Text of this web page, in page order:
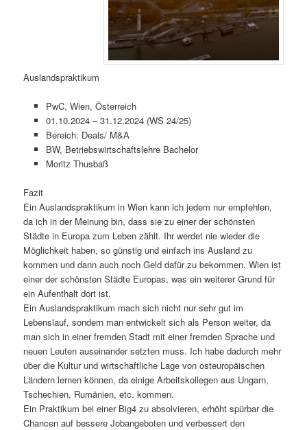
Auslandspraktikum
PwC, Wien, Österreich
01.10.2024 – 31.12.2024 (WS 24/25)
Bereich: Deals/ M&A
BW, Betriebswirtschaftslehre Bachelor
Moritz Thusbaß
Fazit
Ein Auslandspraktikum in Wien kann ich jedem nur empfehlen,
da ich in der Meinung bin, dass sie zu einer der schönsten
Städte in Europa zum Leben zählt. Ihr werdet nie wieder die
Möglichkeit haben, so günstig und einfach ins Ausland zu
kommen und dann auch noch Geld dafür zu bekommen. Wien ist
einer der schönsten Städte Europas, was ein weiterer Grund für
ein Aufenthalt dort ist.
Ein Auslandspraktikum mach sich nicht nur sehr gut im
Lebenslauf, sondern man entwickelt sich als Person weiter, da
man sich in einer fremden Stadt mit einer fremden Sprache und
neuen Leuten auseinander setzten muss. Ich habe dadurch mehr
über die Kultur und wirtschaftliche Lage von osteuropäischen
Ländern lernen können, da einige Arbeitskollegen aus Ungarn,
Tschechien, Rumänien, etc. kommen.
Ein Praktikum bei einer Big4 zu absolvieren, erhöht spürbar die
Chancen auf bessere Jobangeboten und verbessert den